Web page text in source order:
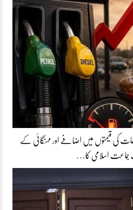
کی قیمتوں میں اضافے اور مہنگائی کے
جماعت اسلامی کا…